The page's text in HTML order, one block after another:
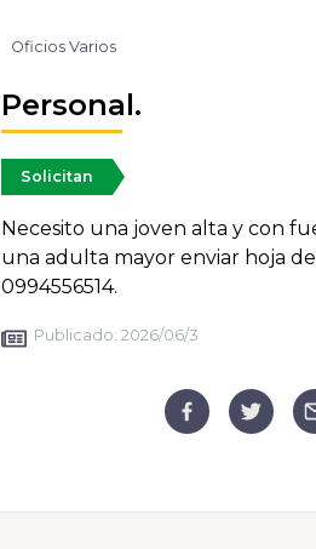
Oficios Varios
Personal.
Solicitan
Necesito una joven alta y con
una adulta mayor enviar hoja
0994556514.
Publicado: 2026/06/3